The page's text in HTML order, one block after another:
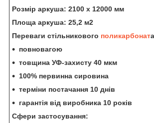
Розмір аркуша: 2100 х 12000 мм
Площа аркуша: 25,2 м2
Переваги стільникового поликарбонат
повновагою
товщина УФ-захисту 40 мкм
100% первинна сировина
терміни постачання 10 днів
гарантія від виробника 10 років
Сфери застосування: